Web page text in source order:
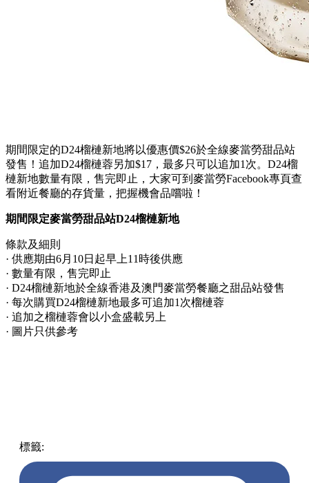
期間限定的D24榴槤新地將以優惠價$26於全線麥當勞甜品站
發售！追加D24榴槤蓉另加$17，最多只可以追加1次。D24榴
槤新地數量有限，售完即止，大家可到麥當勞Facebook專頁查
看附近餐廳的存貨量，把握機會品嚐啦！
期間限定麥當勞甜品站D24榴槤新地
條款及細則
· 供應期由6月10日起早上11時後供應
· 數量有限，售完即止
· D24榴槤新地於全線香港及澳門麥當勞餐廳之甜品站發售
· 每次購買D24榴槤新地最多可追加1次榴槤蓉
· 追加之榴槤蓉會以小盒盛載另上
· 圖片只供參考
標籤: